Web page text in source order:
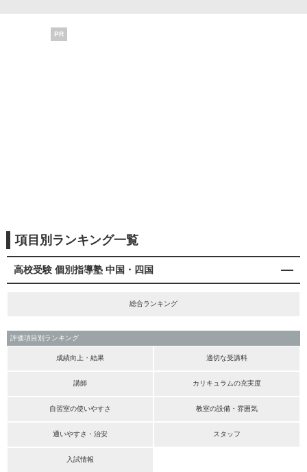
PR
項目別ランキング一覧
高校受験 個別指導塾 中国・四国
総合ランキング
評価項目別ランキング
成績向上・結果 適切な受講料
講師 カリキュラムの充実度
自習室の使いやすさ 教室の設備・雰囲気
通いやすさ・治安 スタッフ
入試情報